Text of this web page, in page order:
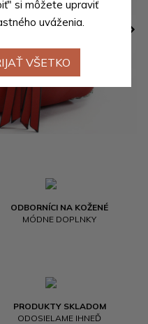
ODBORNÍCI NA KOŽENÉ
MÓDNE DOPLNKY
PRODUKTY SKLADOM
ODOSIELAME IHNEĎ
si môžete upraviť
uváženia.
VŠETKO